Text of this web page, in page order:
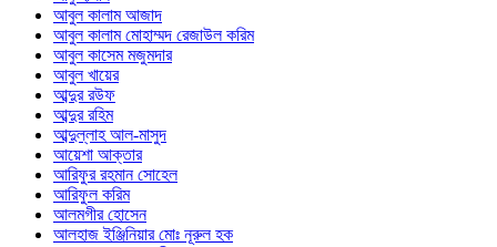
আবুল কালাম আজাদ
আবুল কালাম মোহাম্মদ রেজাউল করিম
আবুল কাসেম মজুমদার
আবুল খায়ের
আব্দুর রউফ
আব্দুর রহিম
আব্দুল্লাহ আল-মাসুদ
আয়েশা আক্তার
আরিফুর রহমান সোহেল
আরিফুল করিম
আলমগীর হোসেন
আলহাজ ইঞ্জিনিয়ার মোঃ নূরুল হক